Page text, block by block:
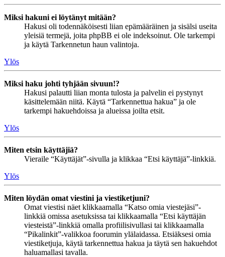
Miksi hakuni ei löytänyt mitään?
Hakusi oli todennäköisesti liian epämääräinen ja sisälsi useita
yleisiä termejä, joita phpBB ei ole indeksoinut. Ole tarkempi
ja käytä Tarkennetun haun valintoja.
Ylös
Miksi haku johti tyhjään sivuun!?
Hakusi palautti liian monta tulosta ja palvelin ei pystynyt
käsittelemään niitä. Käytä “Tarkennettua hakua” ja ole
tarkempi hakuehdoissa ja alueissa joilta etsit.
Ylös
Miten etsin käyttäjiä?
Vieraile “Käyttäjät”-sivulla ja klikkaa “Etsi käyttäjä”-linkkiä.
Ylös
Miten löydän omat viestini ja viestiketjuni?
Omat viestisi näet klikkaamalla “Katso omia viestejäsi”-
linkkiä omissa asetuksissa tai klikkaamalla “Etsi käyttäjän
viesteistä”-linkkiä omalla profiilisivullasi tai klikkaamalla
“Pikalinkit”-valikkoa foorumin ylälaidassa. Etsiäksesi omia
viestiketjuja, käytä tarkennettua hakua ja täytä sen hakuehdot
haluamallasi tavalla.